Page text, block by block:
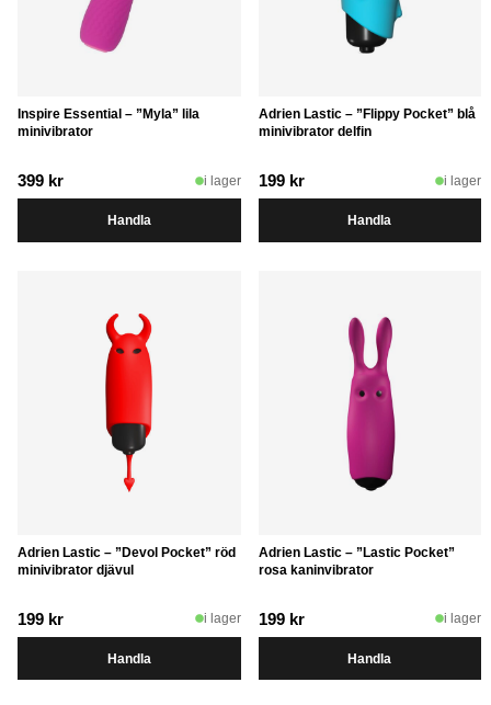
Inspire Essential – ”Myla” lila
minivibrator
399 kr i lager
Handla
Adrien Lastic – ”Flippy Pocket” blå
minivibrator delfin
199 kr i lager
Handla
Adrien Lastic – ”Devol Pocket” röd
minivibrator djävul
199 kr i lager
Handla
Adrien Lastic – ”Lastic Pocket”
rosa kaninvibrator
199 kr i lager
Handla